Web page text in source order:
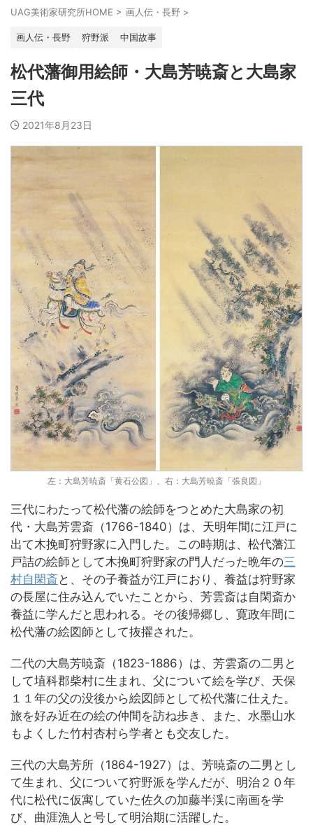
UAG美術家研究所HOME > 画人伝・長野 >
画人伝・長野 狩野派 中国故事
松代藩御用絵師・大島芳暁斎と大島家
三代
2021年8月23日
左：大島芳暁斎「黄石公図」、右：大島芳暁斎「張良図」
三代にわたって松代藩の絵師をつとめた大島家の初
代・大島芳雲斎（1766-1840）は、天明年間に江戸に
出て木挽町狩野家に入門した。この時期は、松代藩江
戸詰の絵師として木挽町狩野家の門人だった晩年の三
村自閑斎と、その子養益が江戸におり、養益は狩野家
の長屋に住み込んでいたことから、芳雲斎は自閑斎か
養益に学んだと思われる。その後帰郷し、寛政年間に
松代藩の絵図師として抜擢された。
二代の大島芳暁斎（1823-1886）は、芳雲斎の二男と
して埴科郡柴村に生まれ、父について絵を学び、天保
１１年の父の没後から絵図師として松代藩に仕えた。
旅を好み近在の絵の仲間を訪ね歩き、また、水墨山水
もよくした竹村杏村ら学者とも交友した。
三代の大島芳所（1864-1927）は、芳暁斎の二男とし
て生まれ、父について狩野派を学んだが、明治２０年
代に松代に仮寓していた佐久の加藤半渓に南画を学
び、曲涯漁人と号して明治期に活躍した。